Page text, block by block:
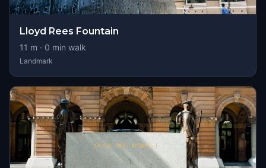
Lloyd Rees Fountain
11 m · 0 min walk
Landmark